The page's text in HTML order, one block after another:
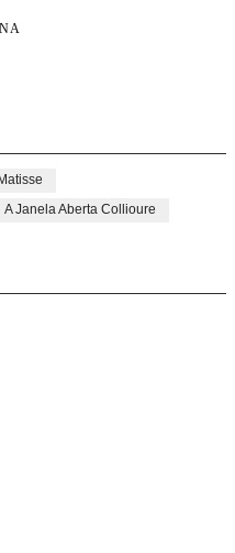
A Janela Aberta Collioure